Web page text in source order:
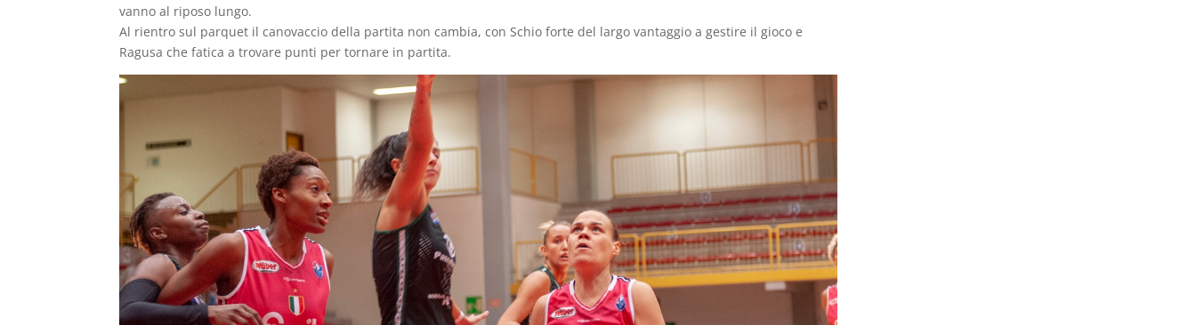
vanno al riposo lungo.
Al rientro sul parquet il canovaccio della partita non cambia, con Schio forte del largo vantaggio a gestire il gioco e
Ragusa che fatica a trovare punti per tornare in partita.